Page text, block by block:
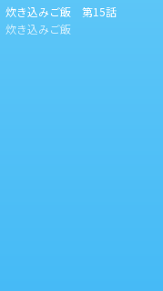
炊き込みご飯 第15話
炊き込みご飯